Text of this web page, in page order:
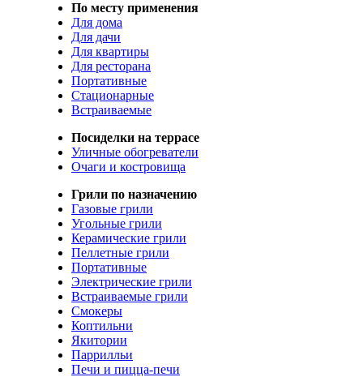
По месту применения
Для дома
Для дачи
Для квартиры
Для ресторана
Портативные
Стационарные
Встраиваемые
Посиделки на террасе
Уличные обогреватели
Очаги и костровища
Грили по назначению
Газовые грили
Угольные грили
Керамические грили
Пеллетные грили
Портативные
Электрические грили
Встраиваемые грили
Смокеры
Коптильни
Якитории
Паррилльи
Печи и пицца-печи